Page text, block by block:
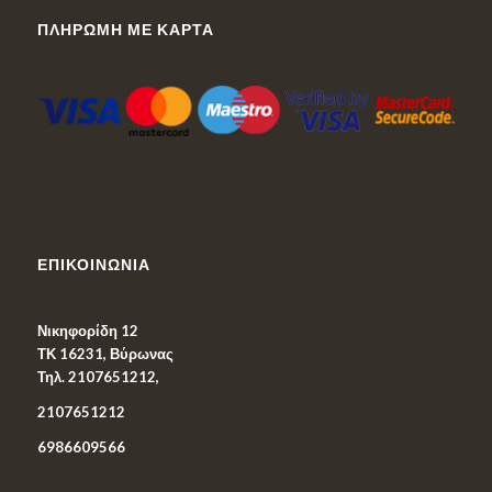
ΠΛΗΡΩΜΉ ΜΕ ΚΆΡΤΑ
ΕΠΙΚΟΙΝΩΝΊΑ
Νικηφορίδη 12
ΤΚ 16231, Βύρωνας
Τηλ. 2107651212,
2107651212
6986609566